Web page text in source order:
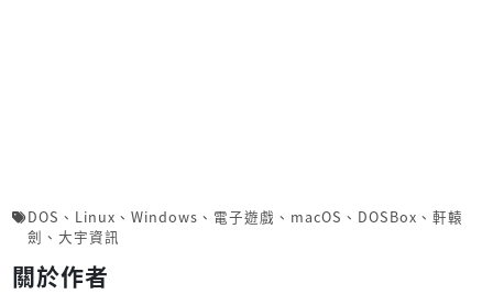
DOS 、 Linux 、 Windows 、 電子遊戲 、 macOS 、 DOSBox 、 軒轅
劍 、 大宇資訊
關於作者